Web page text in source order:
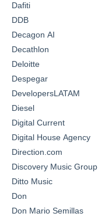
Dafiti
DDB
Decagon AI
Decathlon
Deloitte
Despegar
DevelopersLATAM
Diesel
Digital Current
Digital House Agency
Direction.com
Discovery Music Group
Ditto Music
Don
Don Mario Semillas